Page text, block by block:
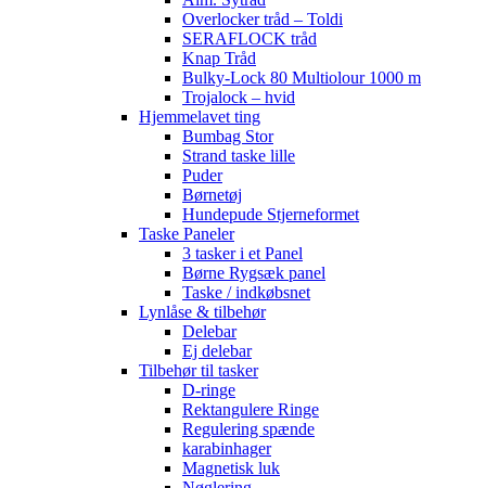
Overlocker tråd – Toldi
SERAFLOCK tråd
Knap Tråd
Bulky-Lock 80 Multiolour 1000 m
Trojalock – hvid
Hjemmelavet ting
Bumbag Stor
Strand taske lille
Puder
Børnetøj
Hundepude Stjerneformet
Taske Paneler
3 tasker i et Panel
Børne Rygsæk panel
Taske / indkøbsnet
Lynlåse & tilbehør
Delebar
Ej delebar
Tilbehør til tasker
D-ringe
Rektangulere Ringe
Regulering spænde
karabinhager
Magnetisk luk